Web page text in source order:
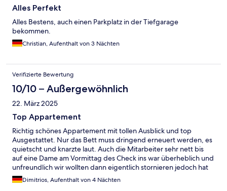
Alles Perfekt
Alles Bestens, auch einen Parkplatz in der Tiefgarage
bekommen.
Christian, Aufenthalt von 3 Nächten
Verifizierte Bewertung
10/10 – Außergewöhnlich
22. März 2025
Top Appartement
Richtig schönes Appartement mit tollen Ausblick und top
Ausgestattet. Nur das Bett muss dringend erneuert werden, es
quietscht und knarzte laut. Auch die Mitarbeiter sehr nett bis
auf eine Dame am Vormittag des Check ins war überheblich und
unfreundlich wir wollten dann eigentlich stornieren jedoch hat
der nette Kollege aus Äthiopien uns mit seiner Freundlichen Art
überzeugt zu bleiben.
Dimitrios, Aufenthalt von 4 Nächten